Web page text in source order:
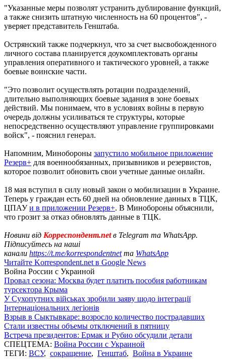
"Указанные меры позволят устранить дублирование функций,
а также снизить штатную численность на 60 процентов", -
уверяет представитель Генштаба.
Острянский также подчеркнул, что за счет высвобожденного
личного состава планируется доукомплектовать органы
управления оперативного и тактического уровней, а также
боевые воинские части.
"Это позволит осуществлять ротации подразделений,
длительно выполняющих боевые задания в зоне боевых
действий. Мы понимаем, что в условиях войны в первую
очередь должны усиливаться те структуры, которые
непосредственно осуществляют управление группировками
войск", - пояснил генерал.
Напомним, Минобороны запустило мобильное приложение
Резерв+ для военнообязанных, призывников и резервистов,
которое позволит обновить свои учетные данные онлайн.
18 мая вступил в силу новый закон о мобилизации в Украине.
Теперь у граждан есть 60 дней на обновление данных в ТЦК,
ЦПАУи в приложении Резерв+. В Минобороны объяснили,
что грозит за отказ обновлять данные в ТЦК.
Новини від Корреспондент.netв Telegram та WhatsApp.
Підписуйтесь на наші
канали https://t.me/korrespondentnetта WhatsApp
Читайте Korrespondent.net в Google News
Война России с Украиной
Провал сезона: Москва будет платить пособия работникам
турсектора Крыма
У Сухопутних військах зробили заяву щодо інтеграції
Інтернаціональних легіонів
Взрыв в Сыктывкаре: возросло количество пострадавших
Стали известны объемы отключений в пятницу
Встреча президентов: Ермак и Рубио обсудили детали
СПЕЦТЕМА: Война России с Украиной
ТЕГИ: ВСУ, сокращение, Генштаб, Война в Украине